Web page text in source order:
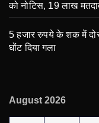
को नोटिस, 19 लाख
5 हजार रुपये के शक में
घोंट दिया गला
August 2026